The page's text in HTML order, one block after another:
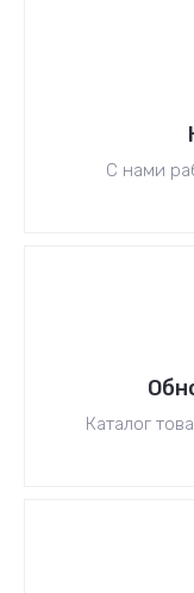
С нами
Каталог